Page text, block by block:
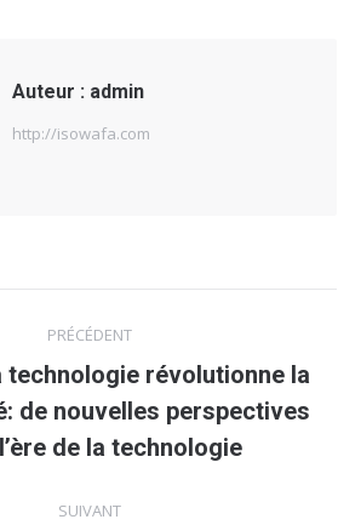
Auteur : admin
http://isowafa.com
PRÉCÉDENT
Article
précédent
technologie révolutionne la
de nouvelles perspectives
de la technologie
SUIVANT